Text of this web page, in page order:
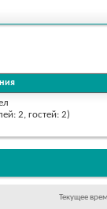
2, гостей: 2)
Текущее